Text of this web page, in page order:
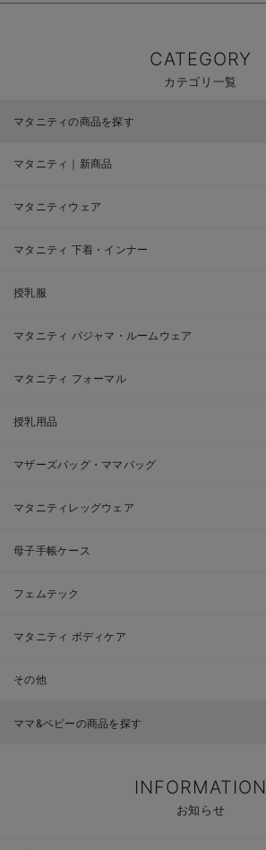
CATEGORY
カテゴリ一覧
マタニティの商品を探す
マタニティ｜新商品
マタニティウェア
マタニティ 下着・インナー
授乳服
マタニティ パジャマ・ルームウェア
マタニティ フォーマル
授乳用品
マザーズバッグ・ママバッグ
マタニティレッグウェア
母子手帳ケース
フェムテック
マタニティ ボディケア
その他
ママ&ベビーの商品を探す
INFORMATION
お知らせ